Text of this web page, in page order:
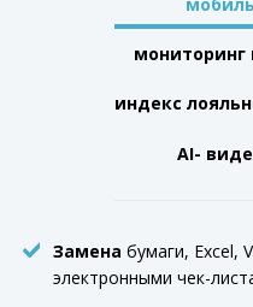
мониторинг
индекс
AI-
Замена бумаги, Excel,
электронными чек-